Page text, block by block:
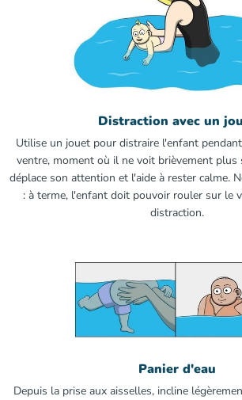
Distraction avec un
Utilise un jouet pour distraire l'enfant
ventre, moment où il ne voit brièvement plus
déplace son attention et l'aide à rester calme.
: à terme, l'enfant doit pouvoir rouler sur le
distraction.
Panier d'eau
Depuis la prise aux aisselles, incline